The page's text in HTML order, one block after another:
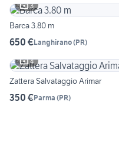
3
Barca 3.80 m
650 €Langhirano(PR)
4
Zattera Salvataggio Arimar
350 €Parma (PR)